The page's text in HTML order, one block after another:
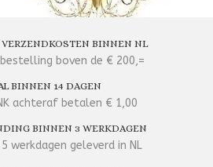
VERZENDKOSTEN BINNEN NL
bestelling boven de € 200,=
BINNEN 14 DAGEN
achteraf betalen € 1,00
BINNEN 3 WERKDAGEN
5 werkdagen geleverd in NL